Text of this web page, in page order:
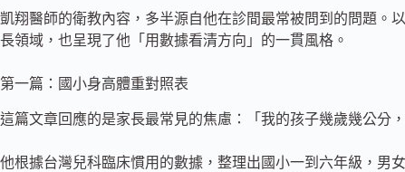
凱翔醫師的衛教內容，多半源自他在診間最常被問到的問題。
長領域，也呈現了他「用數據看清方向」的一貫風格。
第一篇：國小身高體重對照表
這篇文章回應的是家長最常見的焦慮：「我的孩子幾歲幾公分
他根據台灣兒科臨床慣用的數據，整理出國小一到六年級，男